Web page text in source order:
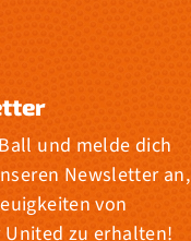
und melde dich
Newsletter an,
von
United zu erhalten!